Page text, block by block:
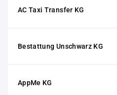
AC Taxi Transfer KG
Bestattung Unschwarz KG
AppMe KG